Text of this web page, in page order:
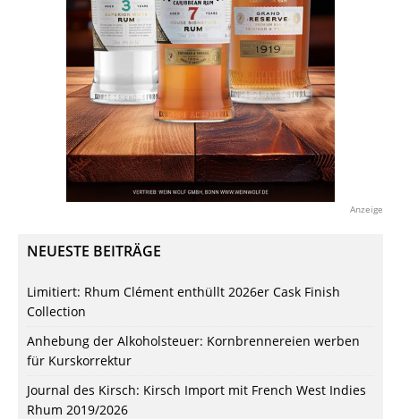
Anzeige
NEUESTE BEITRÄGE
Limitiert: Rhum Clément enthüllt 2026er Cask Finish
Collection
Anhebung der Alkoholsteuer: Kornbrennereien werben
für Kurskorrektur
Journal des Kirsch: Kirsch Import mit French West Indies
Rhum 2019/2026